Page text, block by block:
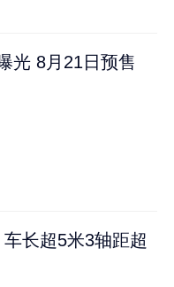
光 8月21日预售
长超5米3轴距超